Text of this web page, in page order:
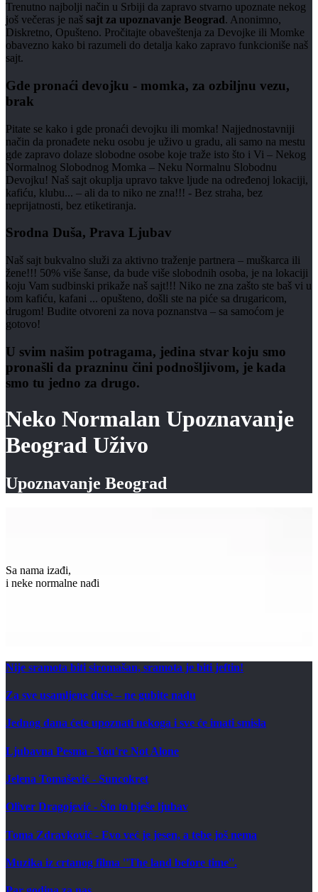
Trenutno najbolji način u Srbiji da zapravo stvarno upoznate nekog
još večeras je naš sajt za upoznavanje Beograd. Anonimno,
Diskretno, Opušteno. Pročitajte obaveštenja za Devojke ili Momke
obavezno kako bi razumeli do detalja kako zapravo funkcioniše naš
sajt.
Gde pronaći devojku - momka, za ozbiljnu vezu,
brak
Pitate se kako i gde pronaći devojku ili momka! Najjednostavniji
način da pronađete neku osobu je uživo u gradu, ali samo na mestu
gde zapravo dolaze slobodne osobe koje traže isto što i Vi – Nekog
Normalnog Slobodnog Momka – Neku Normalnu Slobodnu
Devojku! Naš sajt okuplja upravo takve ljude na određenoj lokaciji,
kafiću, klubu... – ali da to niko ne zna!!! - Bez straha, bez
neprijatnosti, bez etiketiranja.
Srodna Duša, Prava Ljubav
Naš sajt bukvalno služi za aktivno traženje partnera – muškarca ili
žene!!! 50% više šanse, da bude više slobodnih osoba, je na lokaciji
koju Vam sudbinski prikaže naš sajt!!! Niko ne zna zašto ste baš vi u
tom kafiću, kafani ... opušteno, došli ste na piće sa drugaricom,
drugom! Budite otvoreni za nova poznanstva – sa samoćom je
gotovo!
U svim našim potragama, jedina stvar koju smo
pronašli da prazninu čini podnošljivom, je kada
smo tu jedno za drugo.
Neko Normalan Upoznavanje
Beograd Uživo
Upoznavanje Beograd
Sa nama izađi,
i neke normalne nađi
Nije sramota biti siromašan, sramota je biti jeftin!
Za sve usamljene duše – ne gubite nadu
Jednog dana ćete upoznati nekoga i sve će imati smisla
Ljubavna Pesma - You're Not Alone
Jelena Tomašević - Suncokret
Oliver Dragojević - Što to bješe ljubav
Toma Zdravković - Evo već je jesen, a tebe još nema
Muzika iz crtanog filma ''The land before time''.